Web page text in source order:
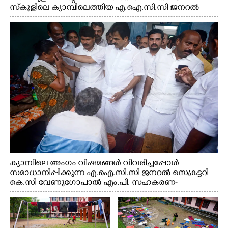
സ്കൂളിലെ ക്യാമ്പിലെത്തിയ എ.ഐ.സി.സി ജനറൽ
സെക്രട്ടറി കെ.സി വേണുഗോപാൽ എം.പി കുരുന്നിനെ
എടുത്ത് ലാളിച്ചപ്പോൾ. സഹകരണ-എക്സൈസ്
വകുപ്പ് മന്ത്രി എം. ലിജു, കൃഷിവകുപ്പ് മന്ത്രി ടി. സിദ്ദിഖ്,
റെജി ചെറിയാൻ എം. എൽ. എ എന്നിവർ സമീപം
ക്യാമ്പിലെ അംഗം വിഷമങ്ങൾ വിവരിച്ചപ്പോൾ
സമാധാനിപ്പിക്കുന്ന എ.ഐ.സി.സി ജനറൽ സെക്രട്ടറി
കെ.സി വേണുഗോപാൽ എം.പി. സഹകരണ-
എക്സൈസ് വകുപ്പ് മന്ത്രി എം. ലിജു, എന്നിവർ